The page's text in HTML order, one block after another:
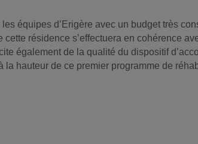
équipes d’Erigère avec un budget très
résidence s’effectuera en cohérence
également de la qualité du dispositif
hauteur de ce premier programme de